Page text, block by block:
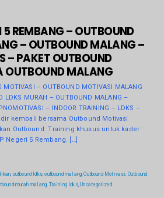
5 REMBANG – OUTBOUND
– OUTBOUND MALANG –
– PAKET OUTBOUND
OUTBOUND MALANG
MOTIVASI – OUTBOUND MOTIVASI MALANG
LDKS MURAH – OUTBOUND MALANG –
– INDOOR TRAINING – LDKS –
kembali bersama Outbound Motivasi
Outbound Training khusus untuk kader
Negeri 5 Rembang. […]
outbound ldks,outbound malang ,Outbound Motivasi Outbound
murah malang Training ldks, Uncategorized